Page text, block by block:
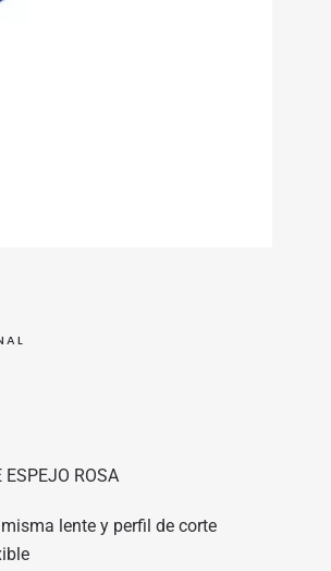
ROSA
lente y perfil de corte